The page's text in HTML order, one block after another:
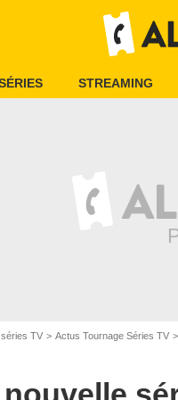
STREAMING
TV Actus Tournage Séries TV